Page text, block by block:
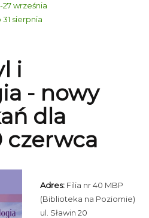
27 września
31 sierpnia
i
- nowy
dla
czerwca
Adres: Filia nr 40 MBP
(Biblioteka na Poziomie)
ul. Sławin 20